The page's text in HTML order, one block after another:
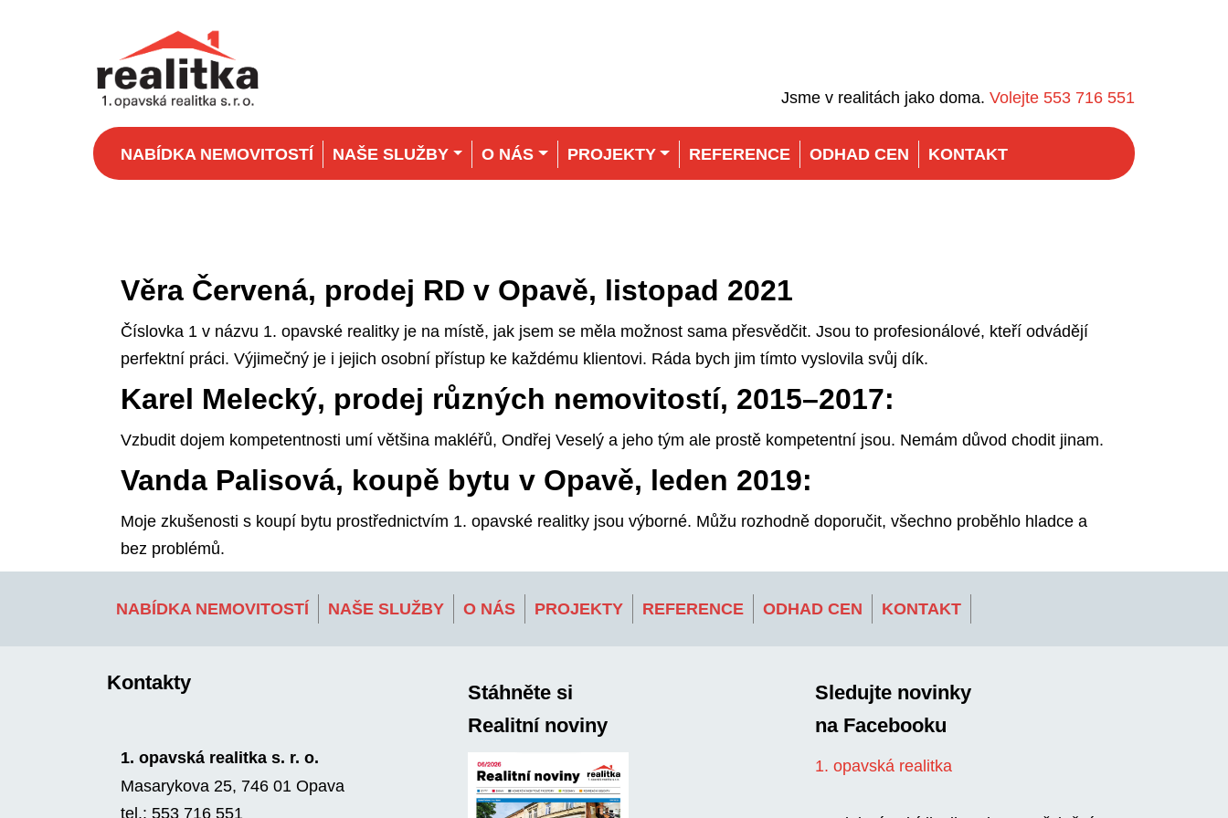
Jsme v realitách jako doma. Volejte 553 716 551
NABÍDKA NEMOVITOSTÍ NAŠE SLUŽBY O NÁS PROJEKTY REFERENCE ODHAD CEN KONTAKT
Věra Červená, prodej RD v Opavě, listopad 2021
Číslovka 1 v názvu 1. opavské realitky je na místě, jak jsem se měla možnost sama přesvědčit. Jsou to profesionálové, kteří odvádějí
perfektní práci. Výjimečný je i jejich osobní přístup ke každému klientovi. Ráda bych jim tímto vyslovila svůj dík.
Karel Melecký, prodej různých nemovitostí, 2015–2017:
Vzbudit dojem kompetentnosti umí většina makléřů, Ondřej Veselý a jeho tým ale prostě kompetentní jsou. Nemám důvod chodit jinam.
Vanda Palisová, koupě bytu v Opavě, leden 2019:
Moje zkušenosti s koupí bytu prostřednictvím 1. opavské realitky jsou výborné. Můžu rozhodně doporučit, všechno proběhlo hladce a
bez problémů.
NABÍDKA NEMOVITOSTÍ NAŠE SLUŽBY O NÁS PROJEKTY REFERENCE ODHAD CEN KONTAKT
Kontakty
1. opavská realitka s. r. o.
Masarykova 25, 746 01 Opava
tel.: 553 716 551
Stáhněte si
Realitní noviny
Sledujte novinky
na Facebooku
1. opavská realitka